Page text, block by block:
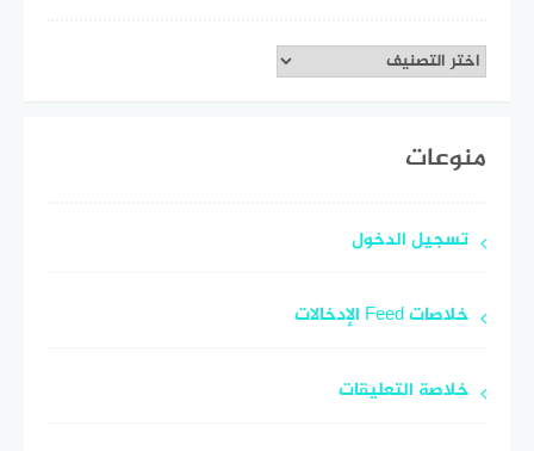
تصنيفات
منوعات
تسجيل الدخول
خلاصات Feed الإدخالات
خلاصة التعليقات